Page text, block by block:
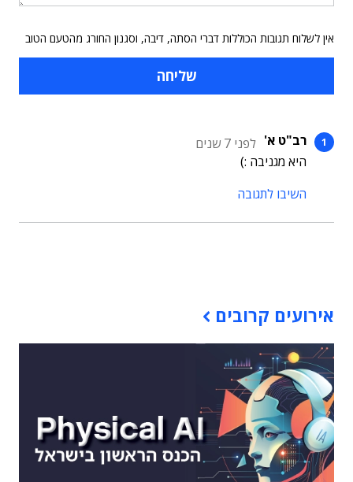
אין לשלוח תגובות הכוללות דברי הסתה, דיבה, וסגנון החורג מהטעם הטוב
רב"ט א' לפני 7 שנים
היא מגניבה :)
השיבו לתגובה
אירועים קרובים